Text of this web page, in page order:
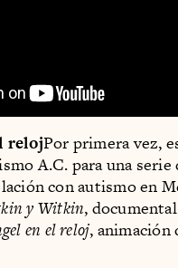
relojPor primera vez,
A.C. para una
con autismo en
y Witkin,
en el reloj, animación